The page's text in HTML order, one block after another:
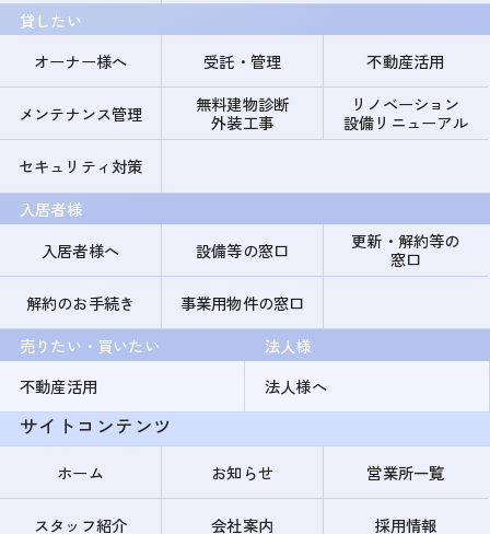
貸したい
オーナー様へ
受託・管理 不動産活用
メンテナンス管理
無料建物診断
外装工事
リノベーション
設備リニューアル
セキュリティ対策
入居者様
入居者様へ
設備等の窓口
更新・解約等の
窓口
解約のお手続き
事業用物件の窓口
売りたい・買いたい
不動産活用
法人様
法人様へ
サイトコンテンツ
ホーム お知らせ 営業所一覧
スタッフ紹介 会社案内 採用情報